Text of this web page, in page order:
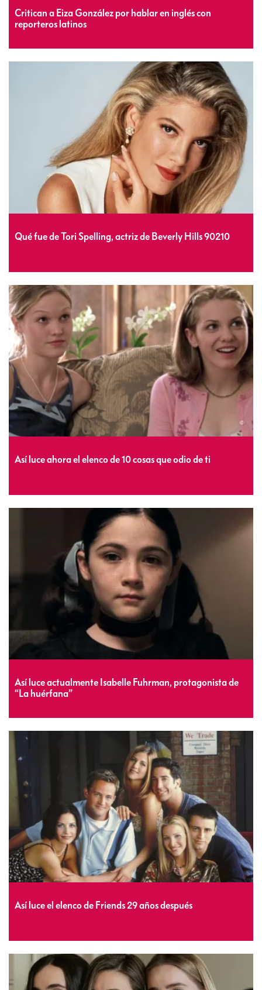
Critican a Eiza González por hablar en inglés con
reporteros latinos
Qué fue de Tori Spelling, actriz de Beverly Hills 90210
Así luce ahora el elenco de 10 cosas que odio de ti
Así luce actualmente Isabelle Fuhrman, protagonista de
“La huérfana”
Así luce el elenco de Friends 29 años después